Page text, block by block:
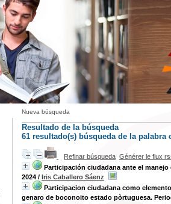
Nueva búsqueda
Resultado de la búsqueda
61 resultado(s) búsqueda de la palabra
Refinar búsqueda Générer le flux
Participación ciudadana ante el
2024 / Iris Caballero Sáenz
Participacion ciudadana como
genaro de boconoito estado pòrtuguesa.